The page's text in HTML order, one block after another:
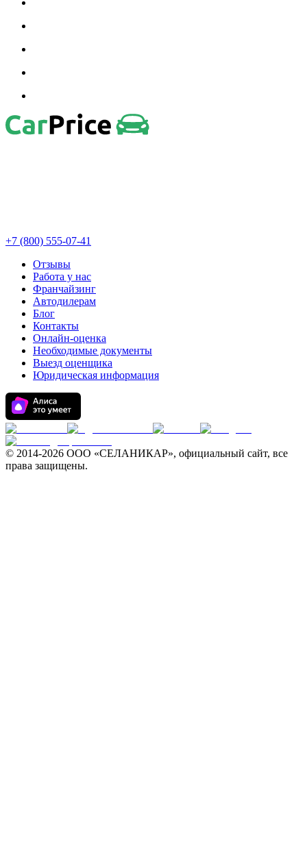
+7 (800) 555-07-41
Отзывы
Работа у нас
Франчайзинг
Автодилерам
Блог
Контакты
Онлайн-оценка
Необходимые документы
Выезд оценщика
Юридическая информация
© 2014-2026 ООО «СЕЛАНИКАР», официальный сайт, все
права защищены.